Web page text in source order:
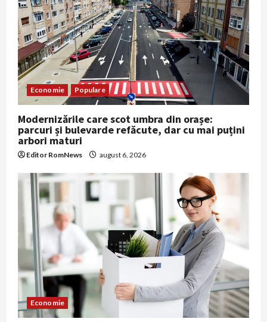
Economie Populare
Modernizările care scot umbra din orașe:
parcuri și bulevarde refăcute, dar cu mai puțini
arbori maturi
Editor RomNews august 6, 2026
Economie